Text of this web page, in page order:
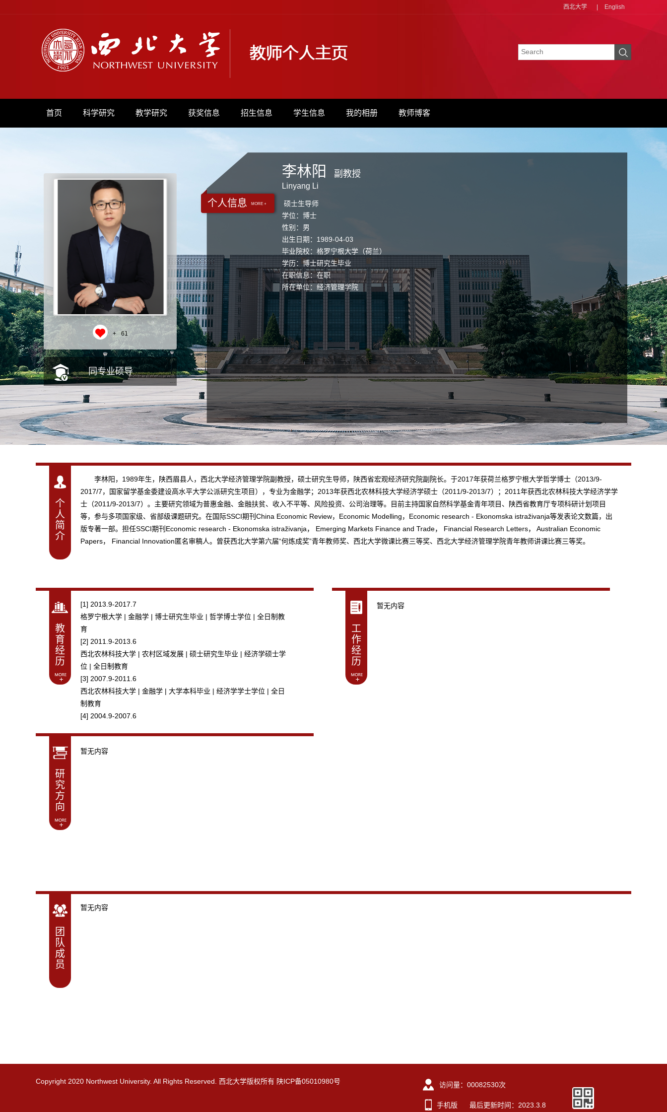
西北大学 English
首页 科学研究 教学研究 获奖信息 招生信息 学生信息 我的相册 教师博客
+ 61
同专业硕导
个人信息 MORE +
李林阳
Linyang Li
副教授
硕士生导师
学位：博士
性别：男
出生日期：1989-04-03
毕业院校：格罗宁根大学（荷兰）
学历：博士研究生毕业
在职信息：在职
所在单位：经济管理学院
个
人
简
介
李林阳，1989年生，陕西眉县人，西北大学经济管理学院副教授，硕士研究生导师，陕西省宏观经济研究院副院长。于2017年获荷兰格罗宁根大学哲学博士（2013/9-
2017/7，国家留学基金委建设高水平大学公派研究生项目），专业为金融学；2013年获西北农林科技大学经济学硕士（2011/9-2013/7）；2011年获西北农林科技大学经济学学
士（2011/9-2013/7）。主要研究领域为普惠金融、金融扶贫、收入不平等、风险投资、公司治理等。目前主持国家自然科学基金青年项目、陕西省教育厅专项科研计划项目
等，参与多项国家级、省部级课题研究。在国际SSCI期刊China Economic Review，Economic Modelling，Economic research - Ekonomska istraživanja等发表论文数篇，出
版专著一部。担任SSCI期刊Economic research - Ekonomska istraživanja， Emerging Markets Finance and Trade， Financial Research Letters， Australian Economic
Papers， Financial Innovation匿名审稿人。曾获西北大学第六届“何炼成奖”青年教师奖、西北大学微课比赛三等奖、西北大学经济管理学院青年教师讲课比赛三等奖。
教
育
经
历
[1] 2013.9-2017.7
格罗宁根大学 | 金融学 | 博士研究生毕业 | 哲学博士学位 | 全日制教
育
[2] 2011.9-2013.6
西北农林科技大学 | 农村区域发展 | 硕士研究生毕业 | 经济学硕士学
位 | 全日制教育
[3] 2007.9-2011.6
西北农林科技大学 | 金融学 | 大学本科毕业 | 经济学学士学位 | 全日
制教育
[4] 2004.9-2007.6
工
作
经
历
暂无内容
研
究
方
向
暂无内容
团
队
成
员
暂无内容
Copyright 2020 Northwest University. All Rights Reserved. 西北大学版权所有 陕ICP备05010980号 访问量： 00082530次
手机版 最后更新时间： 2023 3 8